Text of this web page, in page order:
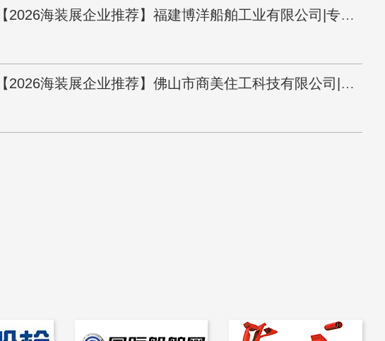
【2026海装展企业推荐】福建博洋船舶工业有限公司|专注于大型船舶制造、船舶修理、船舶改装等专业的大型船厂
【2026海装展企业推荐】佛山市商美住工科技有限公司|专注船用轻量化铝蜂窝复合板材研发、定制深加工与内外贸一体化生产